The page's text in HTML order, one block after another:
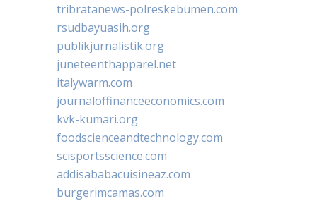
tribratanews-polreskebumen.com
rsudbayuasih.org
publikjurnalistik.org
juneteenthapparel.net
italywarm.com
journaloffinanceeconomics.com
kvk-kumari.org
foodscienceandtechnology.com
scisportsscience.com
addisababacuisineaz.com
burgerimcamas.com